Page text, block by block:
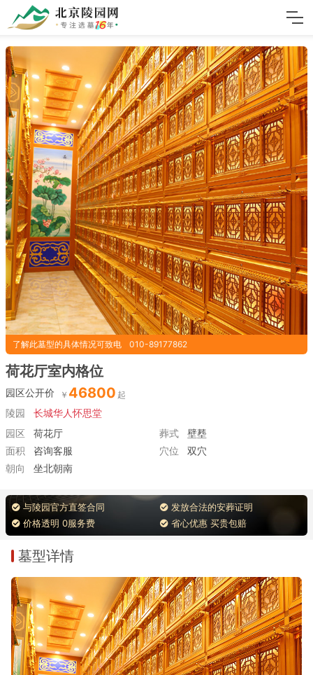
了解此墓型的具体情况可致电 010-89177862
荷花厅室内格位
园区公开价 46800
陵园
长城华人怀思堂
园区
荷花厅 葬式
壁塟
面积
咨询客服 穴位
双穴
朝向
坐北朝南
与陵园官方直签合同
发放合法的安葬证明
价格透明 0服务费
省心优惠 买贵包赔
墓型详情